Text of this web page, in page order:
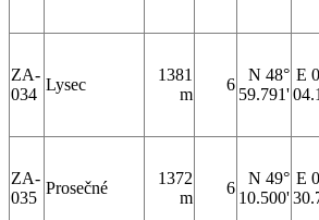
ZA-
034
Lysec
1381
m
6
N 48°
59.791'
E
ZA-
035
Prosečné
1372
m
6
N 49°
10.500'
E